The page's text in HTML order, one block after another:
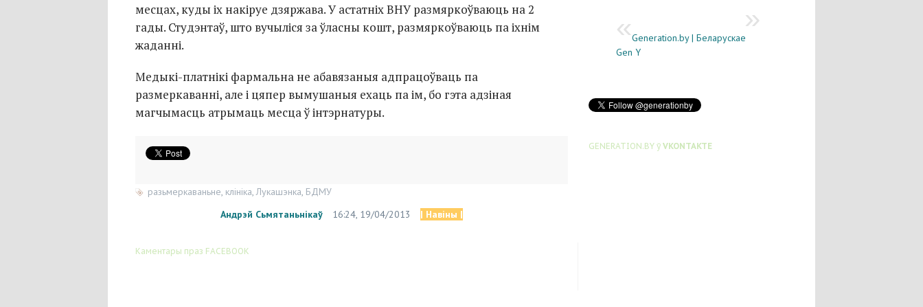
месцах, куды іх накіруе дзяржава. У астатніх ВНУ размяркоўваюць на 2
гады. Студэнтаў, што вучыліся за ўласны кошт, размяркоўваюць па іхнім
жаданні.
Медыкі-платнікі фармальна не абавязаныя адпрацоўваць па
размеркаванні, але і цяпер вымушаныя ехаць па ім, бо гэта адзіная
магчымасць атрымаць месца ў інтэрнатуры.
разьмеркаваньне клініка Лукашэнка БДМУ
Андрэй Сьмятаньнікаў
16:24, 19/04/2013 | Навіны |
Каментары праз FACEBOOK
Generation.by | Беларускае
Gen Y
GENERATION.BY ў VKONTAKTE